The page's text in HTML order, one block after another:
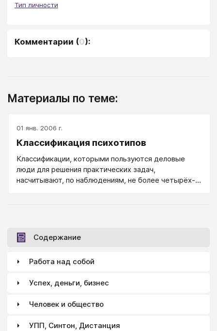
Тип личности
Комментарии (0):
Материалы по теме:
01 янв. 2006 г.
Классификация психотипов
Классификации, которыми пользуются деловые
люди для решения практических задач,
насчитывают, по наблюдениям, не более четырёх-
Забывают... Классификации в более чем 4-5
персонажей обычно используются лишь их
рассуждений.
Содержание
Работа над собой
Успех, деньги, бизнес
Человек и общество
УПП, Синтон, Дистанция